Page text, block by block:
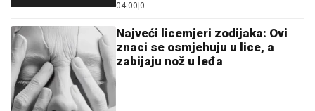
04:00 0
Najveći licemjeri zodijaka: Ovi
znaci se osmjehuju u lice, a
zabijaju nož u leđa